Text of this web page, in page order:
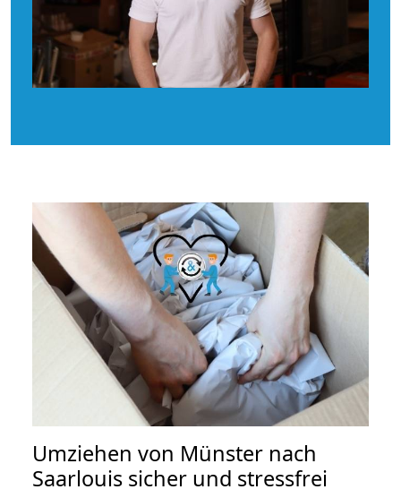
Umziehen von Münster nach
Saarlouis sicher und stressfrei